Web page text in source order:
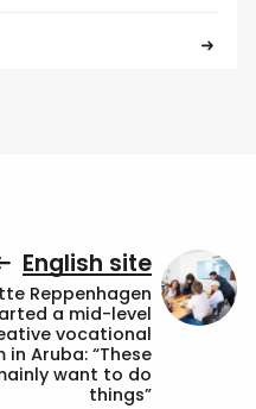
English site
Reppenhagen
a mid-level
vocational
in Aruba: “These
want to do
things”